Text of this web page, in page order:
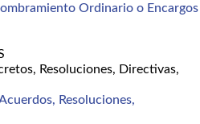
Ordinario o Encargos
Resoluciones, Directivas,
Resoluciones,